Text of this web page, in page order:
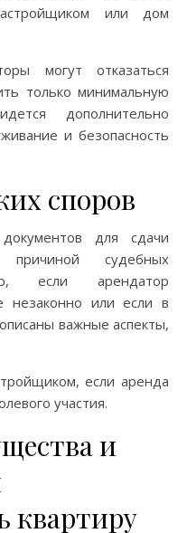
или дом
могут отказаться
только минимальную
дополнительно
и безопасность
споров
для сдачи
судебных
если арендатор
незаконно или если в
важные аспекты,
если аренда
участия.
и
квартиру